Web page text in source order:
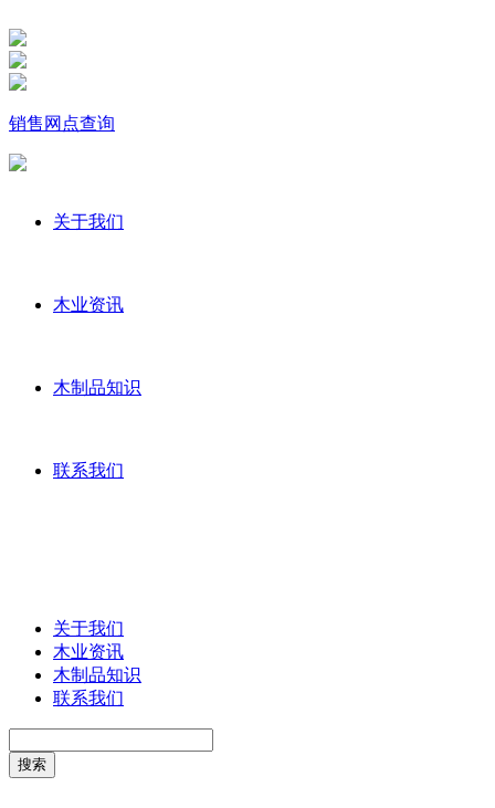
销售网点查询
关于我们
木业资讯
木制品知识
联系我们
关于我们
木业资讯
木制品知识
联系我们